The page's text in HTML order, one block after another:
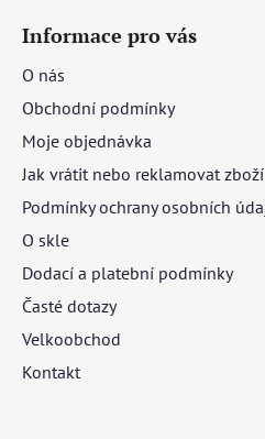
Informace pro vás
O nás
Obchodní podmínky
Moje objednávka
Jak vrátit nebo reklamovat zboží
Podmínky ochrany osobních
O skle
Dodací a platební podmínky
Časté dotazy
Velkoobchod
Kontakt